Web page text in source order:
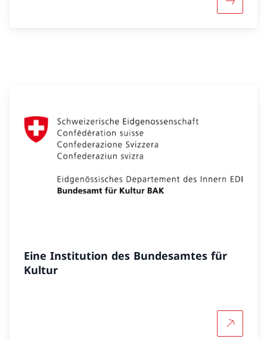
Mehr
Eine Institution des Bundesamtes für
Kultur
Mehr